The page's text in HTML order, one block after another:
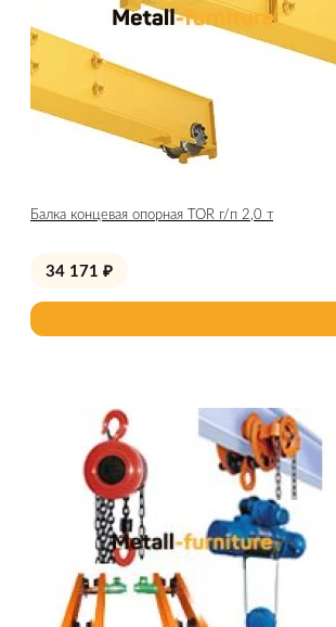
Балка концевая опорная TOR г/п 2,0 т
34 171 ₽